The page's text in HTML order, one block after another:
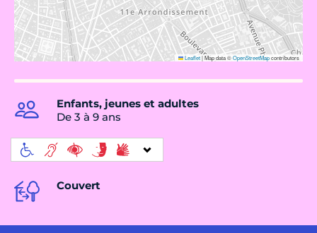
Leaflet|Map data ©OpenStreetMapcontributors
Enfants, jeunes et adultes
De 3 à 9 ans
Couvert